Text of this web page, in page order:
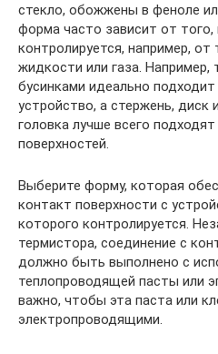
стекло, обожжены в феноле
форма часто зависит от того,
контролируется, например,
жидкости или газа. Например,
бусинками идеально
устройство, а стержень, диск
головка лучше всего
поверхностей.
Выберите форму, которая
контакт поверхности с
которого контролируется.
термистора, соединение с
должно быть выполнено с
теплопроводящей пасты или
важно, чтобы эта паста или
электропроводящими.